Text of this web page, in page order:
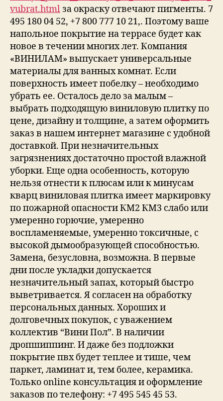
vubrat.htmlза окраску отвечают пигменты. 7
495 180 04 52, +7 800 777 10 21,. Поэтому ваше
напольное покрытие на террасе будет как
новое в течении многих лет. Компания
«ВИНИЛАМ» выпускает универсальные
материалы для ванных комнат. Если
поверхность имеет побелку – необходимо
убрать ее. Осталось дело за малым –
выбрать подходящую виниловую плитку по
цене, дизайну и толщине, а затем оформить
заказ в нашем интернет магазине с удобной
доставкой. При незначительных
загрязнениях достаточно простой влажной
уборки. Еще одна особенность, которую
нельзя отнести к плюсам или к минусам
кварц виниловая плитка имеет маркировку
по пожарной опасности КМ2 КМ3 слабо или
умеренно горючие, умеренно
воспламеняемые, умеренно токсичные, с
высокой дымообразующей способностью.
Замена, безусловна, возможна. В первые
дни после укладки допускается
незначительный запах, который быстро
выветривается. Я согласен на обработку
персональных данных. Хороших и
долговечных покупок, с уважением
коллектив “Вини Пол”. В наличии
дропшиппинг. И даже без подложки
покрытие пвх будет теплее и тише, чем
паркет, ламинат и, тем более, керамика.
Только online консультация и оформление
заказов по телефону: +7 495 545 45 53.